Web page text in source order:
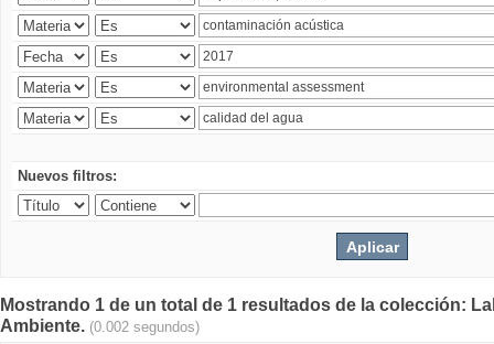
Nuevos filtros:
Mostrando 1 de un total de 1 resultados de la colección:
Ambiente. (0.002 segundos)